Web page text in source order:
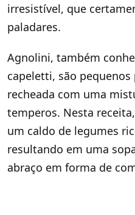
irresistível, que
paladares.
Agnolini, também
capeletti, são pequenos
recheada com uma
temperos. Nesta
um caldo de legumes
resultando em uma
abraço em forma de